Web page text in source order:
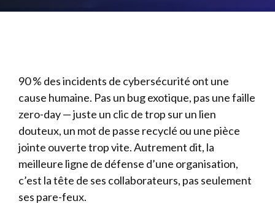
90 % des incidents de cybersécurité ont une
cause humaine. Pas un bug exotique, pas une faille
zero-day — juste un clic de trop sur un lien
douteux, un mot de passe recyclé ou une pièce
jointe ouverte trop vite. Autrement dit, la
meilleure ligne de défense d’une organisation,
c’est la tête de ses collaborateurs, pas seulement
ses pare-feux.